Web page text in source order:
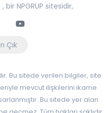
, bir NPGRUP sitesidir,
Youtube
Çık
Bu sitede verilen bilgiler, site
mevcut ilişkilerini ikame
Bu sitede yer alan